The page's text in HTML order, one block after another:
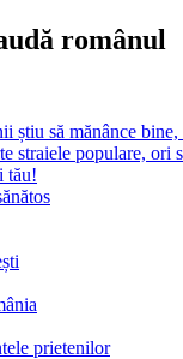
românul
știu să mănânce bine,
straiele populare, ori
tău!
prietenilor